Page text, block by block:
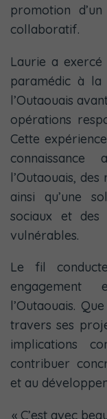
promotion
collaboratif.
Laurie a
paramédic à la
l’Outaouais
opérations
Cette
l’Outaouais,
ainsi qu’une
sociaux et des
vulnérables.
Le fil
l’Outaouais.
travers ses
implications
contribuer
et au
« C’est avec